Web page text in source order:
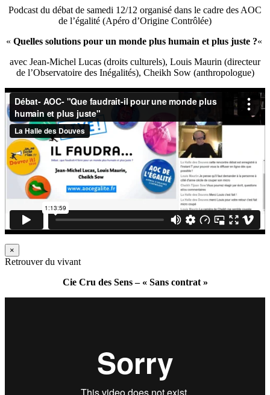
Podcast du débat de samedi 12/12 organisé dans le cadre des AOC
de l’égalité (Apéro d’Origine Contrôlée)
« Quelles solutions pour un monde plus humain et plus juste ?«
avec Jean-Michel Lucas (droits culturels), Louis Maurin (directeur
de l’Observatoire des Inégalités), Cheikh Sow (anthropologue)
×
Retrouver du vivant
Cie Cru des Sens – « Sans contrat »